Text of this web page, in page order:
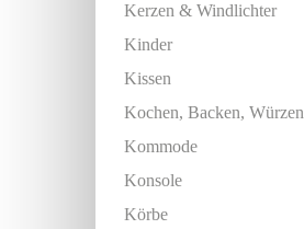
Kerzen & Windlichter
Kinder
Kissen
Kochen, Backen, Würzen
Kommode
Konsole
Körbe